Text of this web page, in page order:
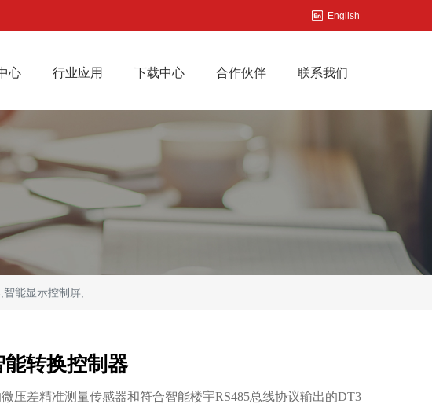
English
心 行业应用 下载中心 合作伙伴 联系我们
能显示控制屏,
转换控制器
压差精准测量传感器和符合智能楼宇RS485总线协议输出的DT3